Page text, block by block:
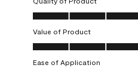
Quality of Product, 5.0 out of 5
Value of Product
Value of Product, 5.0 out of 5
Ease of Application